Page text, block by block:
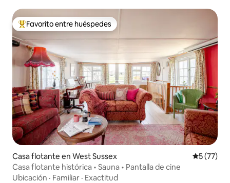
Favorito entre huéspedes preferido
Favorito entre huéspedes
Casa flotante en West Sussex
5 (77)
Casa flotante histórica • Sauna • Pantalla de cine
Ubicación · Familiar · Exactitud